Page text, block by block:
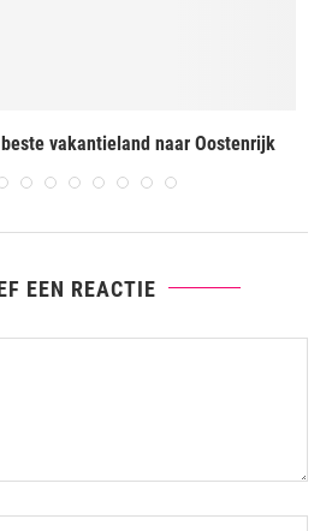
vakantieland naar Oostenrijk
EEN REACTIE